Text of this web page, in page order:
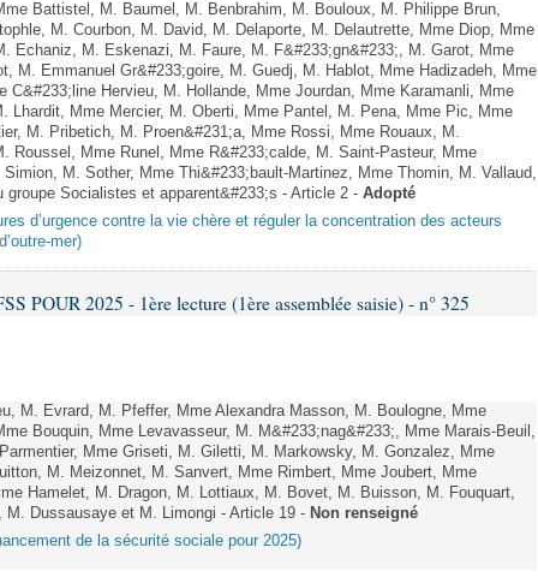
Battistel, M. Baumel, M. Benbrahim, M. Bouloux, M. Philippe Brun,
M. Courbon, M. David, M. Delaporte, M. Delautrette, Mme Diop, Mme
Echaniz, M. Eskenazi, M. Faure, M. F&#233;gn&#233;, M. Garot, Mme
M. Emmanuel Gr&#233;goire, M. Guedj, M. Hablot, Mme Hadizadeh, Mme
C&#233;line Hervieu, M. Hollande, Mme Jourdan, Mme Karamanli, Mme
Lhardit, Mme Mercier, M. Oberti, Mme Pantel, M. Pena, Mme Pic, Mme
M. Pribetich, M. Proen&#231;a, Mme Rossi, Mme Rouaux, M.
Roussel, Mme Runel, Mme R&#233;calde, M. Saint-Pasteur, Mme
M. Sother, Mme Thi&#233;bault-Martinez, Mme Thomin, M. Vallaud,
groupe Socialistes et apparent&#233;s - Article 2 - Adopté
d’urgence contre la vie chère et réguler la concentration des acteurs
mer)
POUR 2025 - 1ère lecture (1ère assemblée saisie) - n° 325
M. Evrard, M. Pfeffer, Mme Alexandra Masson, M. Boulogne, Mme
Bouquin, Mme Levavasseur, M. M&#233;nag&#233;, Mme Marais-Beuil,
Mme Griseti, M. Giletti, M. Markowsky, M. Gonzalez, Mme
M. Meizonnet, M. Sanvert, Mme Rimbert, Mme Joubert, Mme
Hamelet, M. Dragon, M. Lottiaux, M. Bovet, M. Buisson, M. Fouquart,
Dussausaye et M. Limongi - Article 19 - Non renseigné
de la sécurité sociale pour 2025)